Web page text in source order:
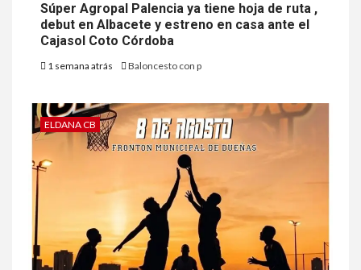
Súper Agropal Palencia ya tiene hoja de ruta ,
debut en Albacete y estreno en casa ante el
Cajasol Coto Córdoba
1 semana atrás Baloncesto con p
ELDANA CB